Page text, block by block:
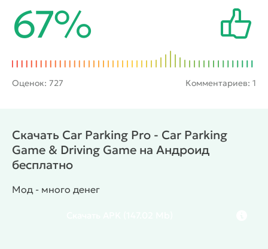
рычаг переключения передач, расположенные на
экране. Также проект радует высококачественной
трехмерной графикой и реалистичной физической
моделью поведения автомобилей.
67%
Оценок: 727 Комментариев: 1
Скачать Car Parking Pro - Car Parking
Game & Driving Game на Андроид
бесплатно
Мод - много денег